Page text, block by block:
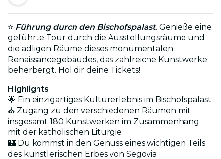
⭐ Führung durch den Bischofspalast. Genieße eine
geführte Tour durch die Ausstellungsräume und
die adligen Räume dieses monumentalen
Renaissancegebäudes, das zahlreiche Kunstwerke
beherbergt. Hol dir deine Tickets!
Highlights
🌟 Ein einzigartiges Kulturerlebnis im Bischofspalast
⛪ Zugang zu den verschiedenen Räumen mit
insgesamt 180 Kunstwerken im Zusammenhang
mit der katholischen Liturgie
🏰 Du kommst in den Genuss eines wichtigen Teils
des künstlerischen Erbes von Segovia